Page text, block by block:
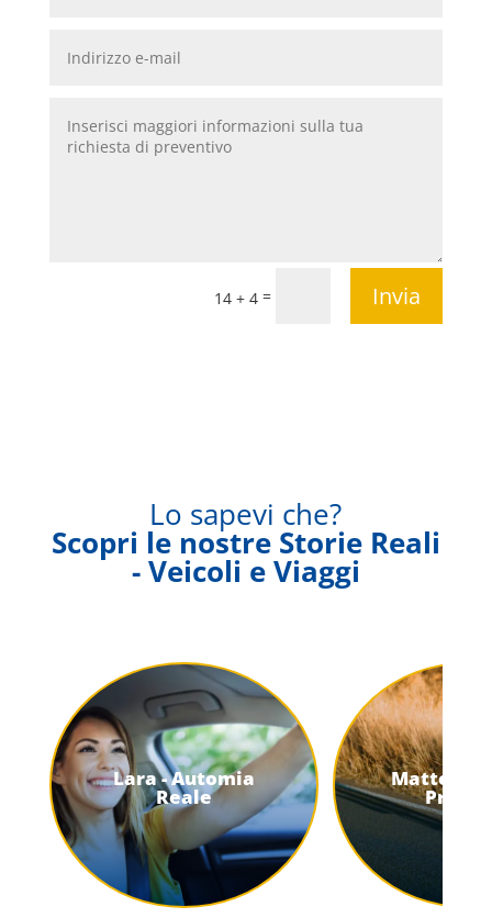
14 + 4 = Invia
Lo sapevi che?
Scopri le nostre Storie Reali
- Veicoli e Viaggi
Lara - Automia
Reale
Matteo -